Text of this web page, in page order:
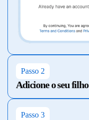
Passo 2
Adicione o seu filho
Passo 3